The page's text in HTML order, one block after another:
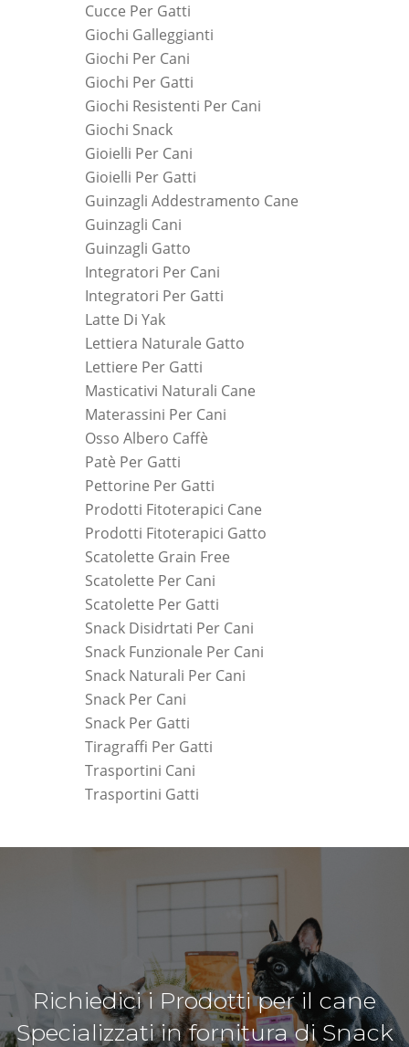
Cucce Per Gatti
Giochi Galleggianti
Giochi Per Cani
Giochi Per Gatti
Giochi Resistenti Per Cani
Giochi Snack
Gioielli Per Cani
Gioielli Per Gatti
Guinzagli Addestramento Cane
Guinzagli Cani
Guinzagli Gatto
Integratori Per Cani
Integratori Per Gatti
Latte Di Yak
Lettiera Naturale Gatto
Lettiere Per Gatti
Masticativi Naturali Cane
Materassini Per Cani
Osso Albero Caffè
Patè Per Gatti
Pettorine Per Gatti
Prodotti Fitoterapici Cane
Prodotti Fitoterapici Gatto
Scatolette Grain Free
Scatolette Per Cani
Scatolette Per Gatti
Snack Disidrtati Per Cani
Snack Funzionale Per Cani
Snack Naturali Per Cani
Snack Per Cani
Snack Per Gatti
Tiragraffi Per Gatti
Trasportini Cani
Trasportini Gatti
Richiedici i Prodotti per il cane
Specializzati in fornitura di Snack